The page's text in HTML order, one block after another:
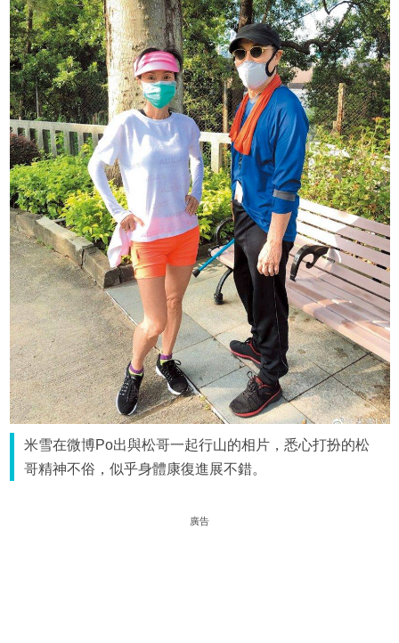
米雪在微博Po出與松哥一起行山的相片，悉心打扮的松
哥精神不俗，似乎身體康復進展不錯。
廣告